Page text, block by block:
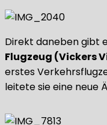
Direkt daneben gibt
Flugzeug (Vickers
erstes
leitete sie eine neue